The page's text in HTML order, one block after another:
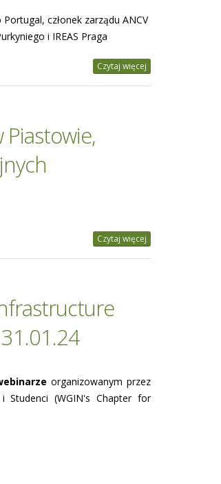
członek zarządu ANCV
i IREAS Praga
Czytaj więcej
Czytaj więcej
organizowanym przez
Studenci (WGIN's Chapter for